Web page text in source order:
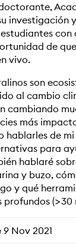
investigación
de
vivo.
son
al cambio
cambiando
más
hablarles de
para
hablaré
y buzo,
y qué
(>30
9 Nov 2021